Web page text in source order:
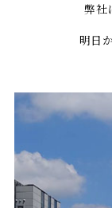
弊社
明日